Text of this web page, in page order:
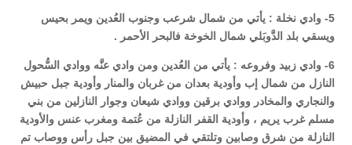
5- وادي نخلة : يأتي من شمال شرعب وجنوب العُدين ويمر بحيس
ويسقي بلد الدَّوبَلي شمال الخوخة فالبحر الأحمر .
6- وادي زبيد وفروعه : يأتي من العُدين ومن وادي عنَّه ووادي السُّحول
النازل من شمال إب وأودية بعدان من غربان والمنار وأودية جبل حبيش
والنجاري والمخادر ووادي برقين ووادي شيعان وجوار النازلين من بني
مسلم غرب يريم ، وأودية القفر النازلة من عُتمة ومغرب عنس والأودية
النازلة من شرق وصابين وتلتقي في المضيق بين جبل رأس ووصاب تم